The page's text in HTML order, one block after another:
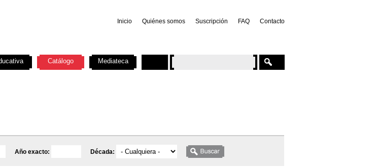
Inicio Quiénes somos Suscripción FAQ Contacto
Año exacto: Década:
Catálogo Mediateca